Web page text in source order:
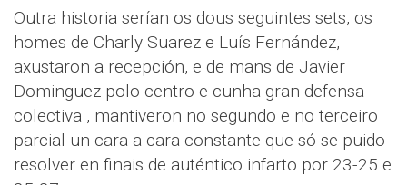
Outra historia serían os dous seguintes sets, os
homes de Charly Suarez e Luís Fernández,
axustaron a recepción, e de mans de Javier
Dominguez polo centro e cunha gran defensa
colectiva , mantiveron no segundo e no terceiro
parcial un cara a cara constante que só se puido
resolver en finais de auténtico infarto por 23-25 e